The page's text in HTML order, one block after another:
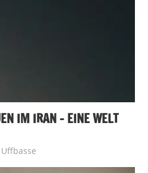
IM IRAN – EINE WELT
Uffbasse